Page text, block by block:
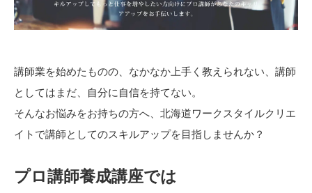
講師業を始めたものの、なかなか上手く教えられない、講師
としてはまだ、自分に自信を持てない。
そんなお悩みをお持ちの方へ、北海道ワークスタイルクリエ
イトで講師としてのスキルアップを目指しませんか？
プロ講師養成講座では